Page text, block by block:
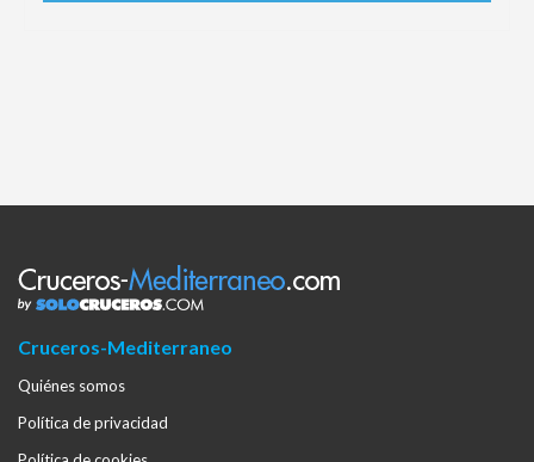
Cruceros-Mediterraneo
Quiénes somos
Política de privacidad